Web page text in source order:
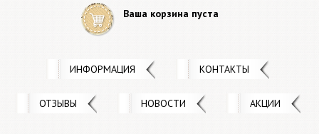
Ваша корзина пуста
ИНФОРМАЦИЯ КОНТАКТЫ
ОТЗЫВЫ НОВОСТИ АКЦИИ